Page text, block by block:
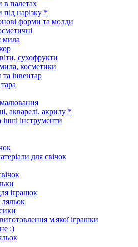
палетах
нарізку *
форми та молди
мила
сухофрукти
косметики
інвентар
акварелі, акрилу *
інструменти
для свічок
іграшок
м'якої іграшки
:)